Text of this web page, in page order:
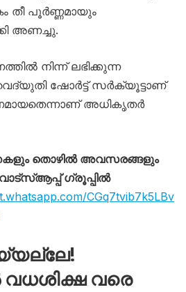
തീ പൂർണ്ണമായും
അണച്ചു.
നിന്ന് ലഭിക്കുന്ന
ഷോർട്ട് സർക്യൂട്ടാണ്
അധികൃതർ
തൊഴിൽ അവസരങ്ങളും
ഗ്രൂപ്പിൽ
CGq7tvib7k5LBv
വരെ